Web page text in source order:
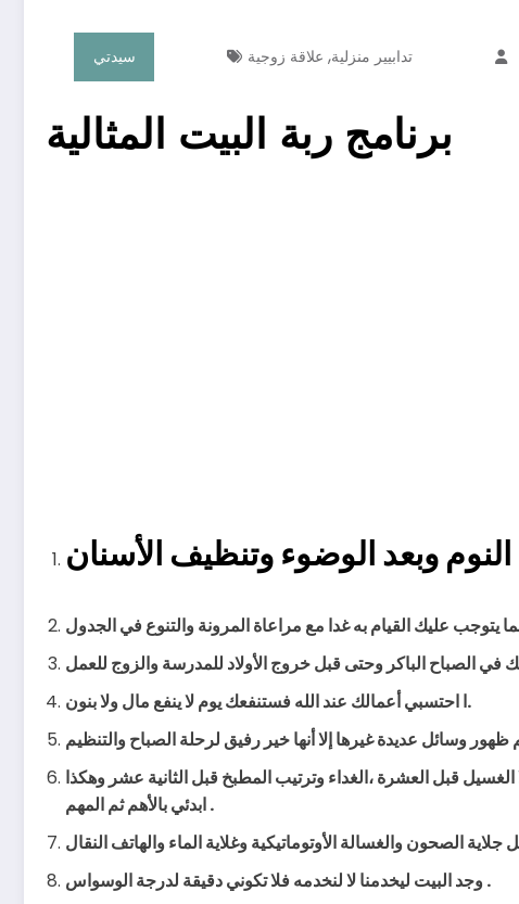
سيدتي تدابيير منزلية, علاقة زوجية
برنامج ربة البيت المثالية
ا احتسبي أعمالك عند الله فستنفعك يوم لا ينفع مال ولا بنون.
ابدئي بالأهم ثم المهم .
وجد البيت ليخدمنا لا لنخدمه فلا تكوني دقيقة لدرجة الوسواس .